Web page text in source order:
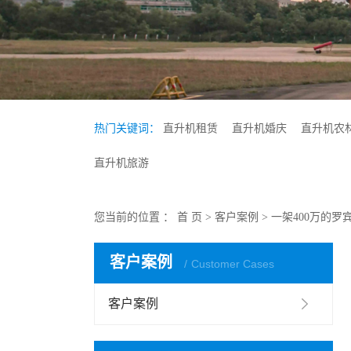
热门关键词： 直升机租赁 直升机婚庆 直升机农
直升机旅游
您当前的位置 ： 首 页 > 客户案例 > 一架400万的罗
客户案例 Customer Cases
客户案例